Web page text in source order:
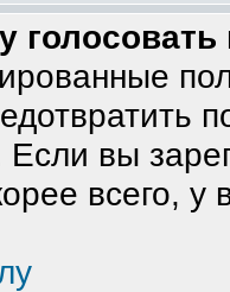
голосовать
Если вы
всего,